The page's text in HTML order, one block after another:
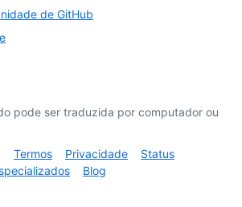
de GitHub
pode ser traduzida por computador ou
Termos Privacidade
Status
Blog